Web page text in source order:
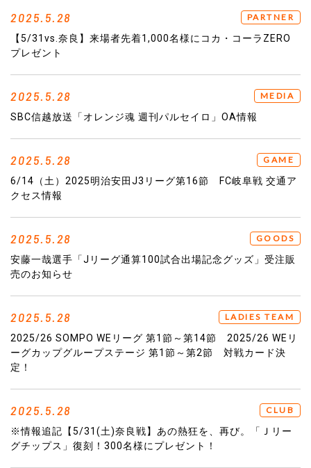
2025.5.28 PARTNER
【5/31vs.奈良】来場者先着1,000名様にコカ・コーラZERO
プレゼント
2025.5.28 MEDIA
SBC信越放送「オレンジ魂 週刊パルセイロ」OA情報
2025.5.28 GAME
6/14（土）2025明治安田J3リーグ第16節 FC岐阜戦 交通ア
クセス情報
2025.5.28 GOODS
安藤一哉選手「Jリーグ通算100試合出場記念グッズ」受注販
売のお知らせ
2025.5.28 LADIES TEAM
2025/26 SOMPO WEリーグ 第1節～第14節 2025/26 WEリ
ーグカップグループステージ 第1節～第2節 対戦カード決
定！
2025.5.28 CLUB
※情報追記【5/31(土)奈良戦】あの熱狂を、再び。「Ｊリー
グチップス」復刻！300名様にプレゼント！